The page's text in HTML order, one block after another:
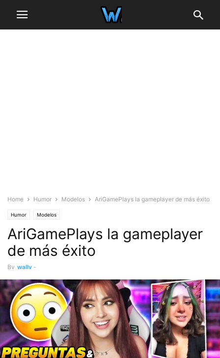
Home Humor Modelos AriGamePlays la gameplayer de más éxito
Humor Modelos
AriGamePlays la gameplayer
de más éxito
By wally -